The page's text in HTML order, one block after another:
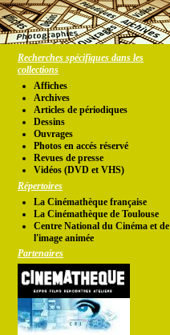
Recherches spécifiques dans les
collections
Affiches
Archives
Articles de périodiques
Dessins
Ouvrages
Photos en accés réservé
Revues de presse
Vidéos (DVD et VHS)
Répertoires
La Cinémathèque française
La Cinémathèque de Toulouse
Centre National du Cinéma et de
l'image animée
Partenaires